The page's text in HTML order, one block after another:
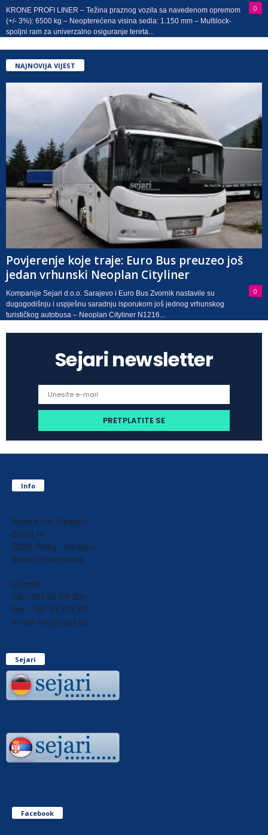
0
KRONE PROFI LINER – Težina praznog vozila sa navedenom opremom
(+/- 3%): 6500 kg – Neopterećena visina sedla: 1.150 mm – Multilock-
spoljni ram za univerzalno osiguranje tereta...
NAJNOVIJA VIJEST
Povjerenje koje traje: Euro Bus preuzeo još
jedan vrhunski Neoplan Cityliner
0
Kompanije Sejari d.o.o. Sarajevo i Euro Bus Zvornik nastavile su
dugogodišnju i uspješnu saradnju isporukom još jednog vrhunskog
turističkog autobusa – Neoplan Cityliner N1216...
Sejari newsletter
Info
Sejari d.o.o. Sarajevo
Blažuj 78,
71215 Blažuj - Sarajevo
Bosna i Hercegovina
Centrala:
Tel: +387 33 770 300
Fax: +387 33 770 301
e-mail: info@sejari.ba
Sejari
Facebook